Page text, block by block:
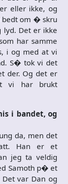
eller ikke, og
bedt om � skru
Det er ikke
har samme
i og med at vi
S� tok vi det
der. Og det er
vi har brukt
i bandet, og
da, men det
Han er et
jeg ta veldig
Samoth p� et
var Dan og